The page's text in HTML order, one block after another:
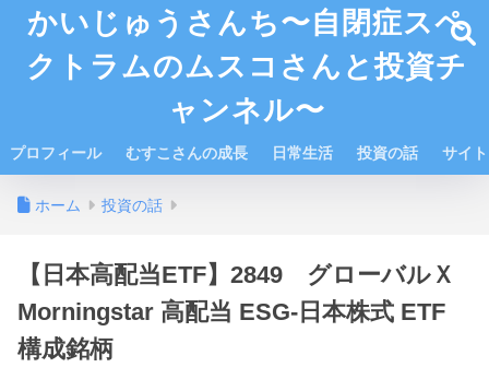
かいじゅうさんち〜自閉症スペ
クトラムのムスコさんと投資チ
ャンネル〜
プロフィール むすこさんの成長 日常生活 投資の話 サイ
ホーム 投資の話
【日本高配当ETF】2849 グローバルＸ
Morningstar 高配当 ESG-日本株式 ETF
構成銘柄